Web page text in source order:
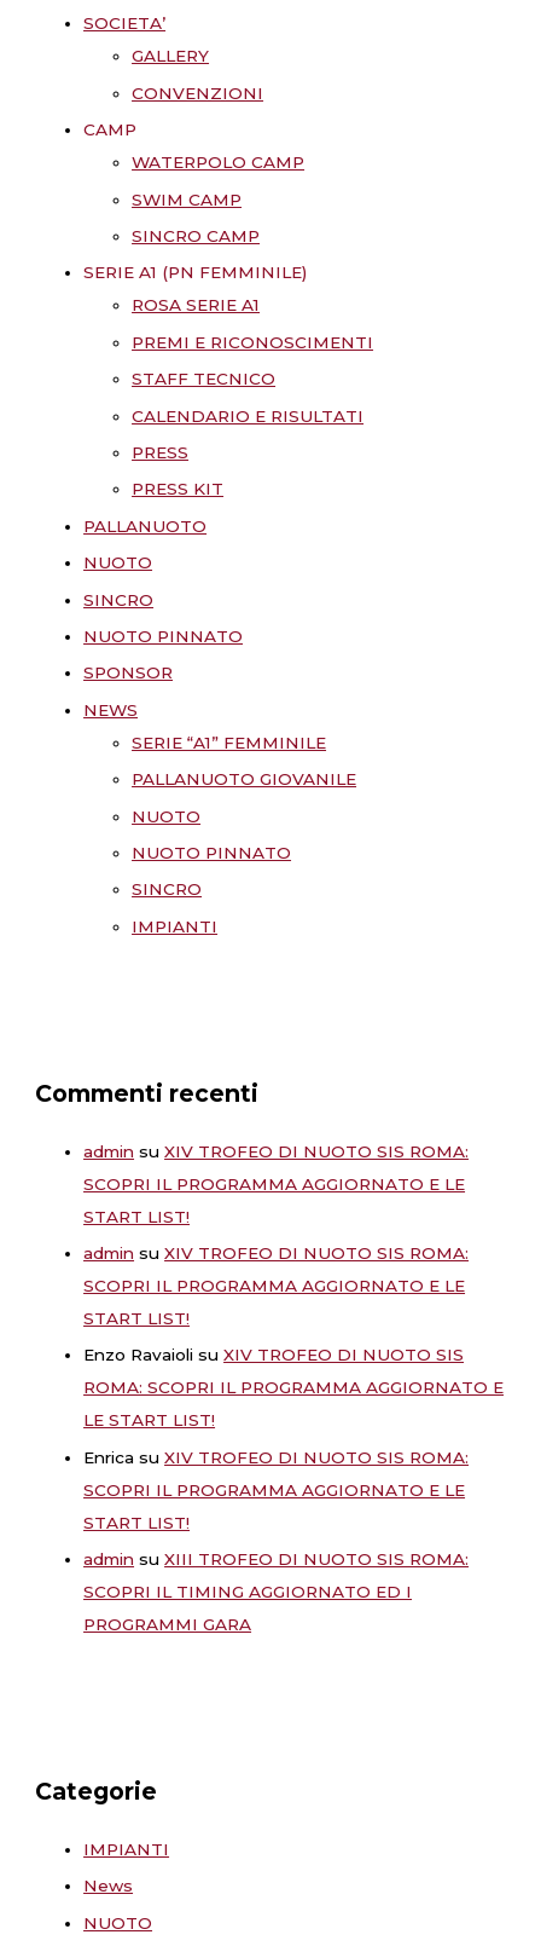
SOCIETA’
GALLERY
CONVENZIONI
CAMP
WATERPOLO CAMP
SWIM CAMP
SINCRO CAMP
SERIE A1 (PN FEMMINILE)
ROSA SERIE A1
PREMI E RICONOSCIMENTI
STAFF TECNICO
CALENDARIO E RISULTATI
PRESS
PRESS KIT
PALLANUOTO
NUOTO
SINCRO
NUOTO PINNATO
SPONSOR
NEWS
SERIE “A1” FEMMINILE
PALLANUOTO GIOVANILE
NUOTO
NUOTO PINNATO
SINCRO
IMPIANTI
Commenti recenti
admin suXIV TROFEO DI NUOTO SIS ROMA:
SCOPRI IL PROGRAMMA AGGIORNATO E LE
START LIST!
admin suXIV TROFEO DI NUOTO SIS ROMA:
SCOPRI IL PROGRAMMA AGGIORNATO E LE
START LIST!
Enzo Ravaioli suXIV TROFEO DI NUOTO SIS
ROMA: SCOPRI IL PROGRAMMA AGGIORNATO E
LE START LIST!
Enrica suXIV TROFEO DI NUOTO SIS ROMA:
SCOPRI IL PROGRAMMA AGGIORNATO E LE
START LIST!
admin suXIII TROFEO DI NUOTO SIS ROMA:
SCOPRI IL TIMING AGGIORNATO ED I
PROGRAMMI GARA
Categorie
IMPIANTI
News
NUOTO